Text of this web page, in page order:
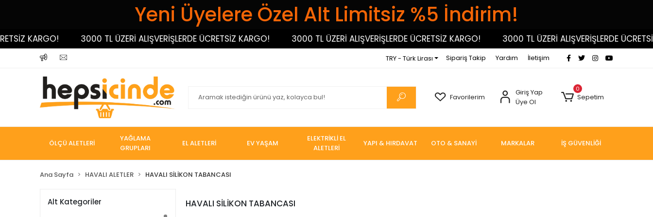
Yeni Üyelere Özel Alt Limitsiz %5 İndirim!
KARGO! 3000 TL ÜZERİ ALIŞVERİŞLERDE ÜCRETSİZ KARGO! 3000 TL ÜZERİ ALIŞVERİŞLERDE ÜCRETSİZ KARGO! 3000 TL ÜZERİ ALIŞVERİŞLERDE ÜCRETSİZ
TRY - Türk Lirası Sipariş Takip Yardım İletişim
Favorilerim
Giriş Yap
Üye Ol
0
Sepetim
ÖLÇÜ ALETLERİ
YAĞLAMA
GRUPLARI
EL ALETLERİ EV YAŞAM
ELEKTRİKLİ EL
ALETLERİ
YAPI & HIRDAVAT OTO & SANAYİ MARKALAR İŞ GÜVENLİĞİ
Ana Sayfa HAVALI ALETLER HAVALI SİLİKON TABANCASI
Alt Kategoriler HAVALI SİLİKON TABANCASI